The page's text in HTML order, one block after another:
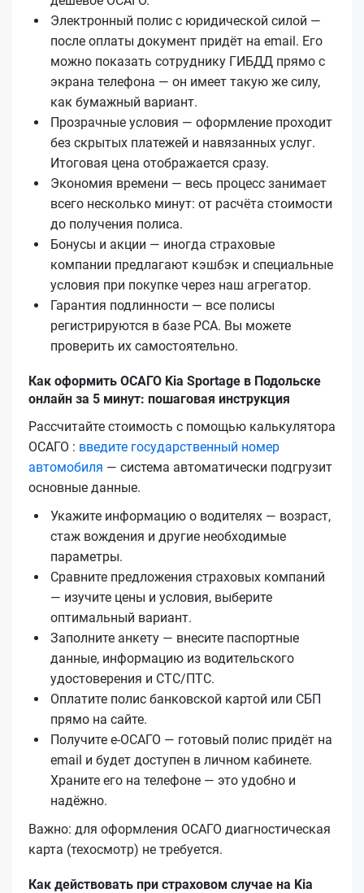
Электронный полис с юридической силой —
после оплаты документ придёт на email. Его
можно показать сотруднику ГИБДД прямо с
экрана телефона — он имеет такую же силу,
как бумажный вариант.
Прозрачные условия — оформление проходит
без скрытых платежей и навязанных услуг.
Итоговая цена отображается сразу.
Экономия времени — весь процесс занимает
всего несколько минут: от расчёта стоимости
до получения полиса.
Бонусы и акции — иногда страховые
компании предлагают кэшбэк и специальные
условия при покупке через наш агрегатор.
Гарантия подлинности — все полисы
регистрируются в базе РСА. Вы можете
проверить их самостоятельно.
Как оформить ОСАГО Kia Sportage в Подольске
онлайн за 5 минут: пошаговая инструкция
Рассчитайте стоимость с помощью калькулятора
ОСАГО : введите государственный номер
автомобиля — система автоматически подгрузит
основные данные.
Укажите информацию о водителях — возраст,
стаж вождения и другие необходимые
параметры.
Сравните предложения страховых компаний
— изучите цены и условия, выберите
оптимальный вариант.
Заполните анкету — внесите паспортные
данные, информацию из водительского
удостоверения и СТС/ПТС.
Оплатите полис банковской картой или СБП
прямо на сайте.
Получите е‑ОСАГО — готовый полис придёт на
email и будет доступен в личном кабинете.
Храните его на телефоне — это удобно и
надёжно.
Важно: для оформления ОСАГО диагностическая
карта (техосмотр) не требуется.
Как действовать при страховом случае на Kia